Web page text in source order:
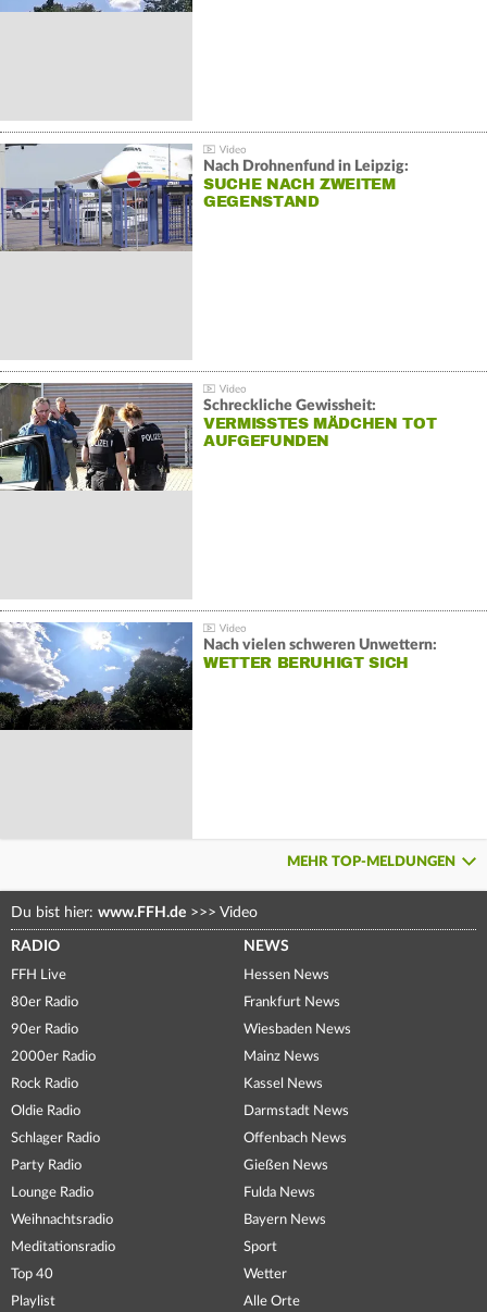
Nach Drohnenfund in Leipzig:
SUCHE NACH ZWEITEM
GEGENSTAND
Schreckliche Gewissheit:
VERMISSTES MÄDCHEN TOT
AUFGEFUNDEN
Nach vielen schweren Unwettern:
WETTER BERUHIGT SICH
MEHR TOP-MELDUNGEN
Du bist hier: www.FFH.de >>> Video
RADIO
FFH Live
80er Radio
90er Radio
2000er Radio
Rock Radio
Oldie Radio
Schlager Radio
Party Radio
Lounge Radio
Weihnachtsradio
Meditationsradio
Top 40
Playlist
NEWS
Hessen News
Frankfurt News
Wiesbaden News
Mainz News
Kassel News
Darmstadt News
Offenbach News
Gießen News
Fulda News
Bayern News
Sport
Wetter
Alle Orte